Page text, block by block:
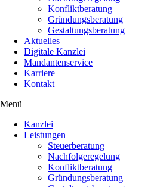
Konfliktberatung
Gründungsberatung
Gestaltungsberatung
Aktuelles
Digitale Kanzlei
Mandantenservice
Karriere
Kontakt
Menü
Kanzlei
Leistungen
Steuerberatung
Nachfolgeregelung
Konfliktberatung
Gründungsberatung